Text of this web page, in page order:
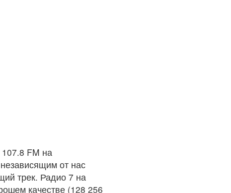
FM на
от нас
трек. Радио 7 на
качестве (128 256